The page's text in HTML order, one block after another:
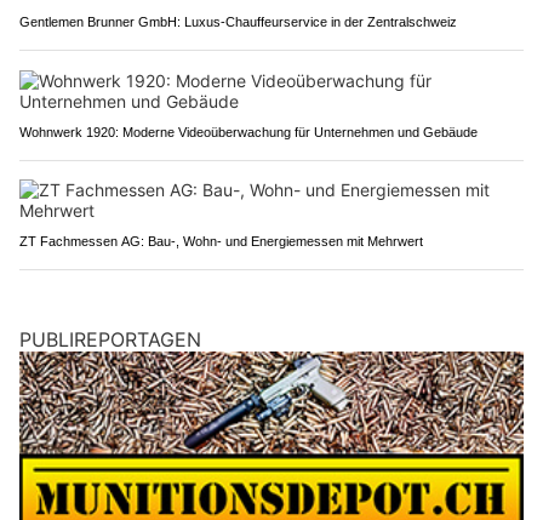
Gentlemen Brunner GmbH: Luxus-Chauffeurservice in der Zentralschweiz
Wohnwerk 1920: Moderne Videoüberwachung für Unternehmen und Gebäude
ZT Fachmessen AG: Bau-, Wohn- und Energiemessen mit Mehrwert
PUBLIREPORTAGEN